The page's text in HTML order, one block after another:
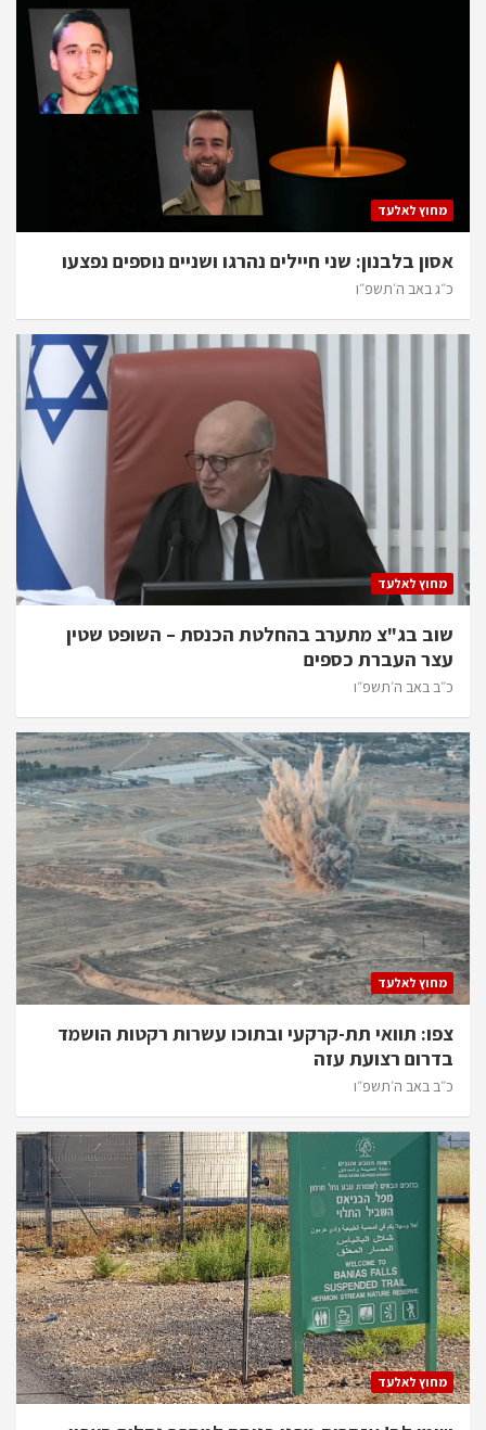
מחוץ לאלעד
אסון בלבנון: שני חיילים נהרגו ושניים נוספים נפצעו
כ״ג באב ה׳תשפ״ו
מחוץ לאלעד
שוב בג"צ מתערב בהחלטת הכנסת – השופט שטין
עצר העברת כספים
כ״ב באב ה׳תשפ״ו
מחוץ לאלעד
צפו: תוואי תת-קרקעי ובתוכו עשרות רקטות הושמד
בדרום רצועת עזה
כ״ב באב ה׳תשפ״ו
מחוץ לאלעד